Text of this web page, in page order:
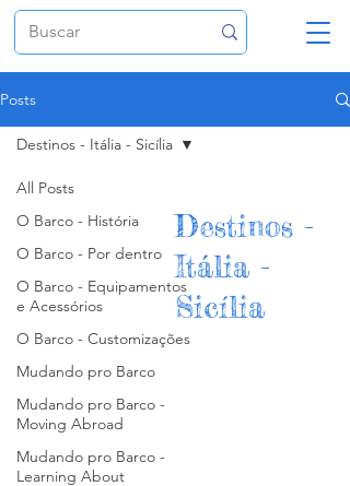
Posts
All Posts
O Barco - História
O Barco - Por dentro
O Barco - Equipamentos
e Acessórios
O Barco - Customizações
Mudando pro Barco
Mudando pro Barco -
Moving Abroad
Mudando pro Barco -
Learning About
Destinos - Itália - Sicília
Destinos -
Itália -
Sicília